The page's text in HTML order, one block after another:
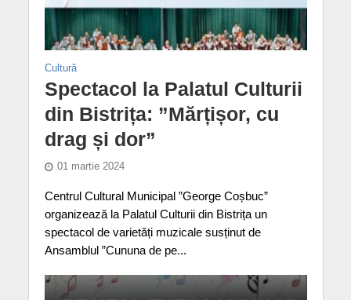
Cultură
Spectacol la Palatul Culturii
din Bistrița: ”Mărțișor, cu
drag și dor”
01 martie 2024
Centrul Cultural Municipal ”George Coșbuc”
organizează la Palatul Culturii din Bistrița un
spectacol de varietăți muzicale susținut de
Ansamblul ”Cununa de pe...